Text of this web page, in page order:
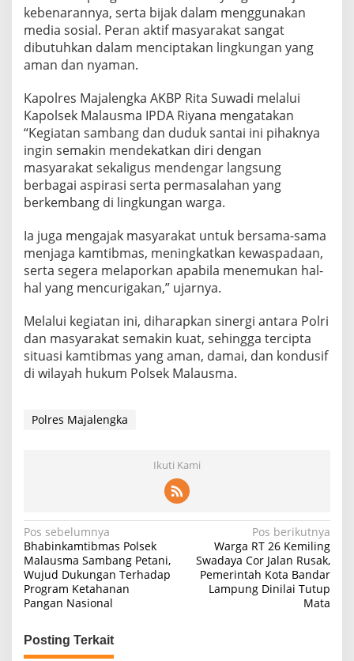
kebenarannya, serta bijak dalam menggunakan
media sosial. Peran aktif masyarakat sangat
dibutuhkan dalam menciptakan lingkungan yang
aman dan nyaman.
Kapolres Majalengka AKBP Rita Suwadi melalui
Kapolsek Malausma IPDA Riyana mengatakan
“Kegiatan sambang dan duduk santai ini pihaknya
ingin semakin mendekatkan diri dengan
masyarakat sekaligus mendengar langsung
berbagai aspirasi serta permasalahan yang
berkembang di lingkungan warga.
Ia juga mengajak masyarakat untuk bersama-sama
menjaga kamtibmas, meningkatkan kewaspadaan,
serta segera melaporkan apabila menemukan hal-
hal yang mencurigakan,” ujarnya.
Melalui kegiatan ini, diharapkan sinergi antara Polri
dan masyarakat semakin kuat, sehingga tercipta
situasi kamtibmas yang aman, damai, dan kondusif
di wilayah hukum Polsek Malausma.
Polres Majalengka
Ikuti Kami
Navigasi
pos
Pos sebelumnya
Bhabinkamtibmas Polsek
Malausma Sambang Petani,
Wujud Dukungan Terhadap
Program Ketahanan
Pangan Nasional
Pos berikutnya
Warga RT 26 Kemiling
Swadaya Cor Jalan Rusak,
Pemerintah Kota Bandar
Lampung Dinilai Tutup
Mata
Posting Terkait